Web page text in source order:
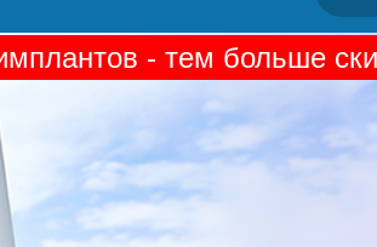
- тем больше